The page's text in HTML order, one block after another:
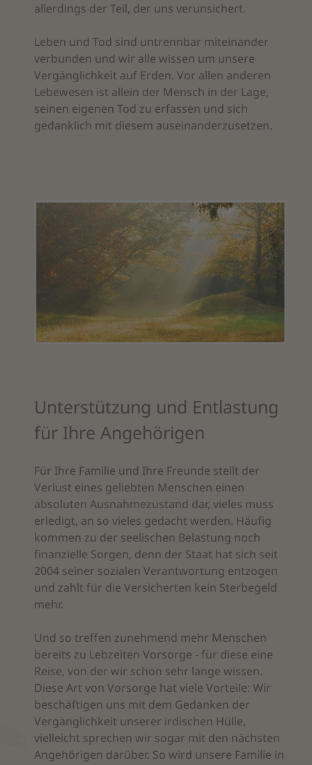
allerdings der Teil, der uns verunsichert.
Leben und Tod sind untrennbar miteinander
verbunden und wir alle wissen um unsere
Vergänglichkeit auf Erden. Vor allen anderen
Lebewesen ist allein der Mensch in der Lage,
seinen eigenen Tod zu erfassen und sich
gedanklich mit diesem auseinanderzusetzen.
Unterstützung und Entlastung
für Ihre Angehörigen
Für Ihre Familie und Ihre Freunde stellt der
Verlust eines geliebten Menschen einen
absoluten Ausnahmezustand dar, vieles muss
erledigt, an so vieles gedacht werden. Häufig
kommen zu der seelischen Belastung noch
finanzielle Sorgen, denn der Staat hat sich seit
2004 seiner sozialen Verantwortung entzogen
und zahlt für die Versicherten kein Sterbegeld
mehr.
Und so treffen zunehmend mehr Menschen
bereits zu Lebzeiten Vorsorge - für diese eine
Reise, von der wir schon sehr lange wissen.
Diese Art von Vorsorge hat viele Vorteile: Wir
beschäftigen uns mit dem Gedanken der
Vergänglichkeit unserer irdischen Hülle,
vielleicht sprechen wir sogar mit den nächsten
Angehörigen darüber. So wird unsere Familie in